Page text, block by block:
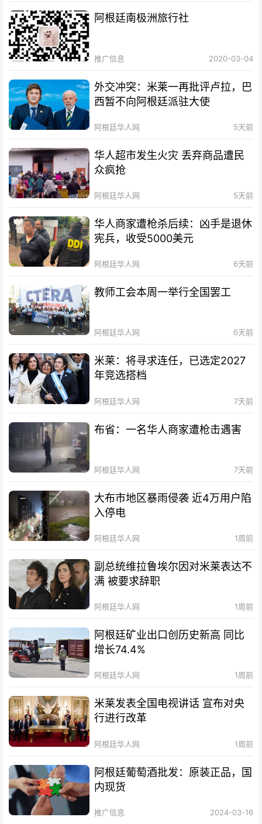
阿根廷南极洲旅行社
推广信息 2020-03-04
外交冲突：米莱一再批评卢拉，巴
西暂不向阿根廷派驻大使
阿根廷华人网 5天前
华人超市发生火灾 丢弃商品遭民
众疯抢
阿根廷华人网 5天前
华人商家遭枪杀后续：凶手是退休
宪兵，收受5000美元
阿根廷华人网 6天前
教师工会本周一举行全国罢工
阿根廷华人网 6天前
米莱：将寻求连任，已选定2027
年竞选搭档
阿根廷华人网 7天前
布省：一名华人商家遭枪击遇害
阿根廷华人网 7天前
大布市地区暴雨侵袭 近4万用户陷
入停电
阿根廷华人网 1周前
副总统维拉鲁埃尔因对米莱表达不
满 被要求辞职
阿根廷华人网 1周前
阿根廷矿业出口创历史新高 同比
增长74.4%
阿根廷华人网 1周前
米莱发表全国电视讲话 宣布对央
行进行改革
阿根廷华人网 1周前
阿根廷葡萄酒批发：原装正品，国
内现货
推广信息 2024-03-16